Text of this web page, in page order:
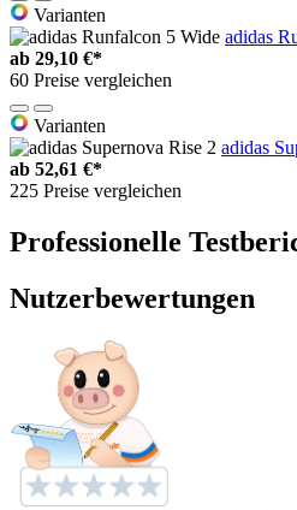
Varianten
adidas
ab 29,10 €*
60 Preise vergleichen
Varianten
adidas
ab 52,61 €*
225 Preise vergleichen
Professionelle
Nutzerbewertungen